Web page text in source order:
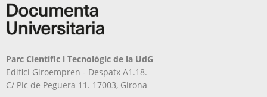
Parc Científic i Tecnològic de la UdG
Edifici Giroempren - Despatx A1.18.
C/ Pic de Peguera 11. 17003, Girona